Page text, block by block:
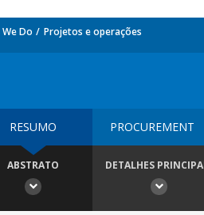
Do Projetos e operações
RESUMO PROCUREMENT
ABSTRATO DETALHES